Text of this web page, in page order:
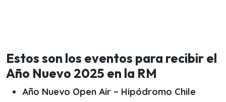
Estos son los eventos para recibir el
Año Nuevo 2025 en la RM
Año Nuevo Open Air – Hipódromo Chile